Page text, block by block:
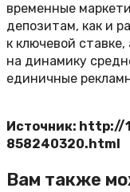
временные
депозитам, как и
к ключевой
на динамику
единичные
Источник:
858240320.html
Вам также